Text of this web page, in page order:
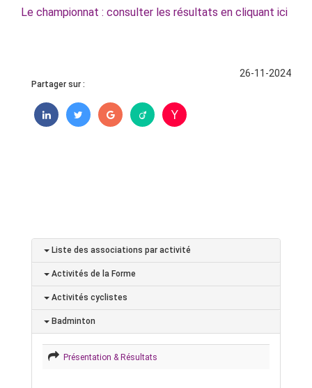
Le championnat : consulter les résultats en cliquant ici
26-11-2024
Partager sur :
Liste des associations par activité
Activités de la Forme
Activités cyclistes
Badminton
Présentation & Résultats